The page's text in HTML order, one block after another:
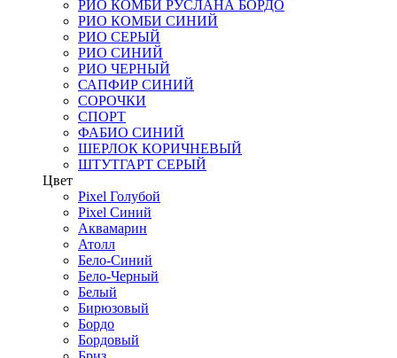
РИО КОМБИ РУСЛАНА БОРДО
РИО КОМБИ СИНИЙ
РИО СЕРЫЙ
РИО СИНИЙ
РИО ЧЕРНЫЙ
САПФИР СИНИЙ
СОРОЧКИ
СПОРТ
ФАБИО СИНИЙ
ШЕРЛОК КОРИЧНЕВЫЙ
ШТУТГАРТ СЕРЫЙ
Цвет
Pixel Голубой
Pixel Синий
Аквамарин
Атолл
Бело-Синий
Бело-Черный
Белый
Бирюзовый
Бордо
Бордовый